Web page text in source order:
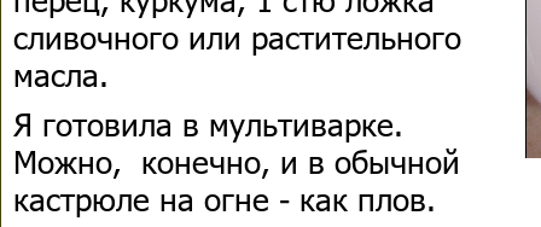
сливочного или растительного
масла.
Я готовила в мультиварке.
Можно, конечно, и в обычной
кастрюле на огне - как плов.